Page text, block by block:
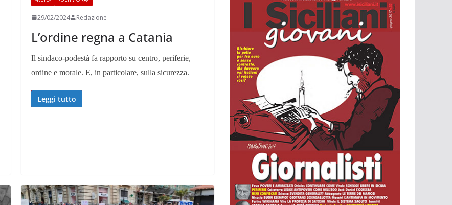
29/02/2024 Redazione
L’ordine regna a Catania
Il sindaco-podestà fa rapporto su centro, periferie,
ordine e morale. E, in particolare, sulla sicurezza.
Leggi tutto